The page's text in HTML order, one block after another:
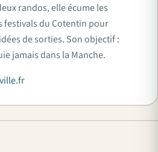
randos, elle écume les
festivals du Cotentin pour
de sorties. Son objectif :
jamais dans la Manche.